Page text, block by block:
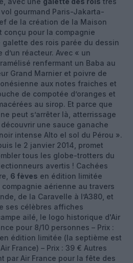
gourmand Paris-Jakarta-
de la création de la Maison
conçu pour la compagnie
des rois parée du dessin
réacteur. Avec « un
renfermant un Baba au
Grand Marnier et poivre de
aux notes fraiches et
de compotée d’oranges et
au sirop. Et parce que
peut s’arrêter là, atterrissage
une sauce ganache
intense Alto el sol du Pérou ».
le 2 janvier 2014, promet
tous les globe-trotters du
avertis ! Cachées
6 fèves en édition limitée
aérienne au travers
de la Caravelle à l’A380, et
ses célèbres affiches
ailé, le logo historique d'Air
pour 8/10 personnes – Prix :
édition limitée (la septième est
France) – Prix : 39 € Autres
par Air France pour la fête des